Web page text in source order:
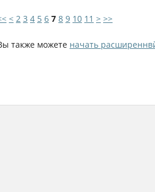
< 2 3 4 5 6 7 8 9 10 11 > >>
также можете начать